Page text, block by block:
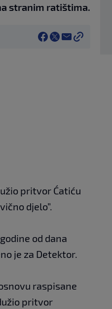
stranim ratištima.
pritvor Ćatiću
djelo”.
od dana
je za Detektor.
raspisane
pritvor